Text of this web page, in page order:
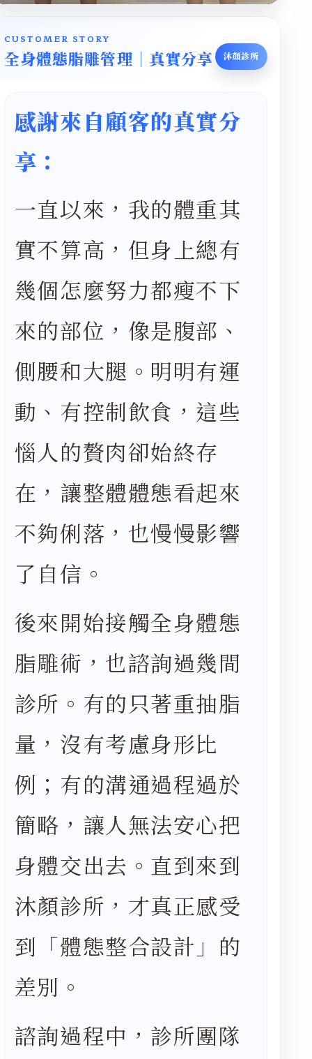
CUSTOMER STORY
全身體態脂雕管理｜真實分享 沐顏診所
感謝來自顧客的真實分
享：
一直以來，我的體重其
實不算高，但身上總有
幾個怎麼努力都瘦不下
來的部位，像是腹部、
側腰和大腿。明明有運
動、有控制飲食，這些
惱人的贅肉卻始終存
在，讓整體體態看起來
不夠俐落，也慢慢影響
了自信。
後來開始接觸全身體態
脂雕術，也諮詢過幾間
診所。有的只著重抽脂
量，沒有考慮身形比
例；有的溝通過程過於
簡略，讓人無法安心把
身體交出去。直到來到
沐顏診所，才真正感受
到「體態整合設計」的
差別。
諮詢過程中，診所團隊